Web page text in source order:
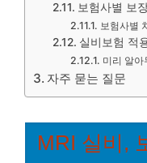
보험사별 보
보험사별
실비보험 적
미리 알아
자주 묻는 질문
MRI 실비,